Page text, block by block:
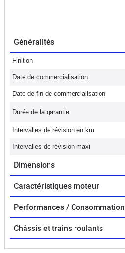
Généralités
Finition
Date de commercialisation
Date de fin de commercialisation
Durée de la garantie
Intervalles de révision en km
Intervalles de révision maxi
Dimensions
Caractéristiques moteur
Performances / Consommation
Châssis et trains roulants